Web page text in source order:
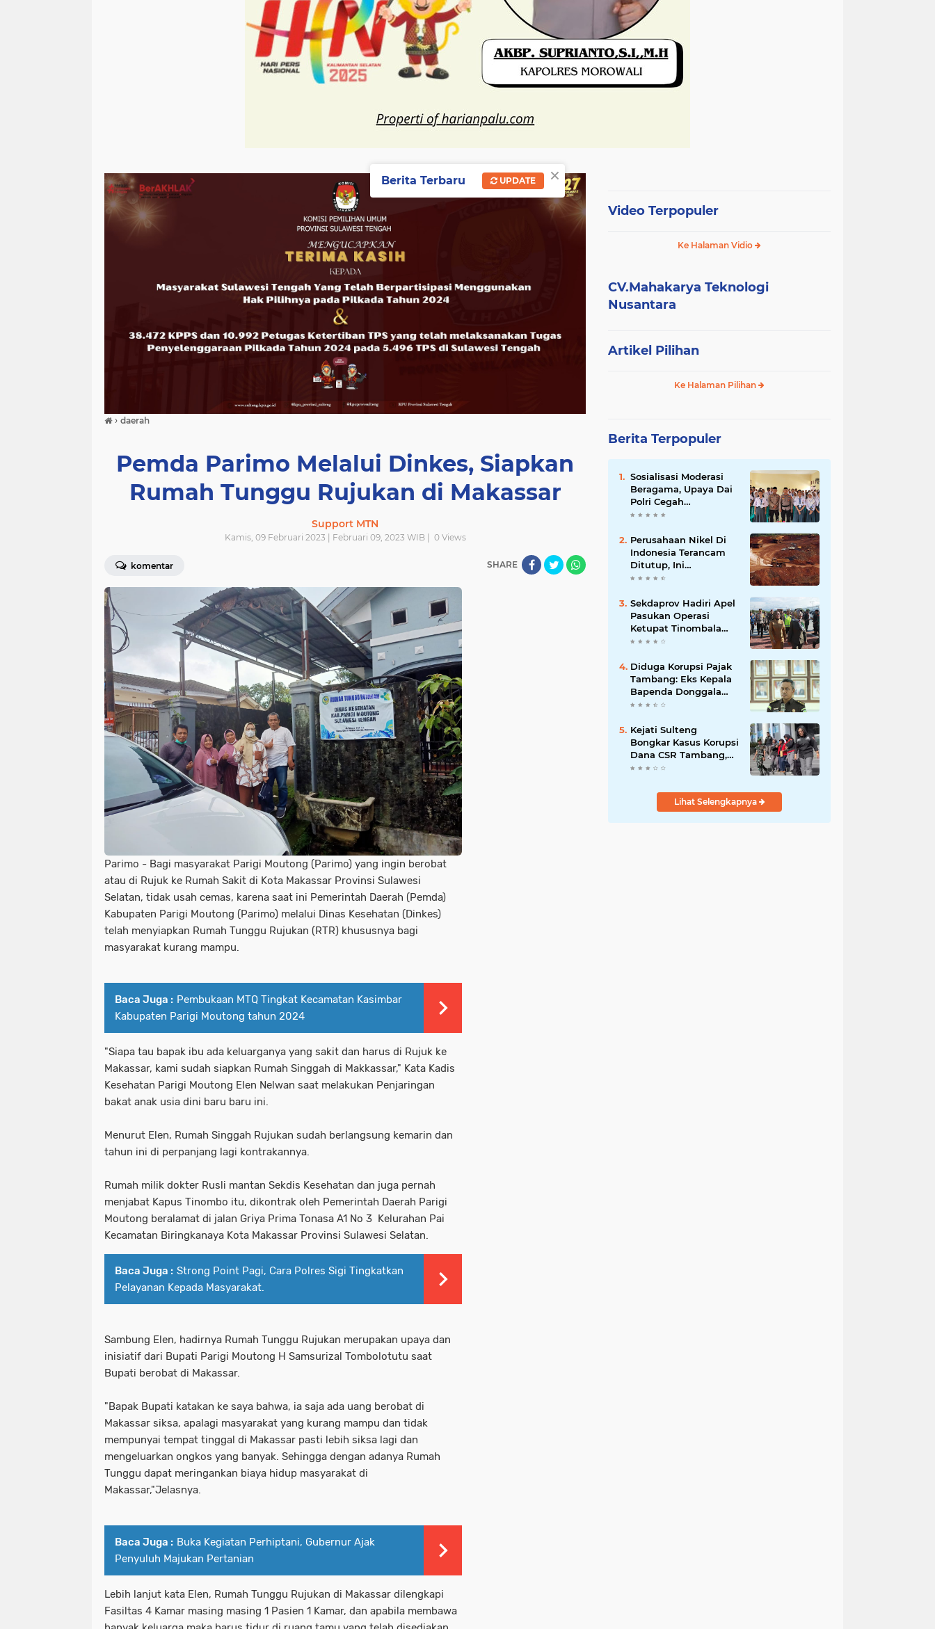
› daerah
Pemda Parimo Melalui Dinkes, Siapkan
Rumah Tunggu Rujukan di Makassar
Support MTN
Kamis, 09 Februari 2023 | Februari 09, 2023 WIB | 0Views
komentar SHARE
Parimo - Bagi masyarakat Parigi Moutong (Parimo) yang ingin berobat
atau di Rujuk ke Rumah Sakit di Kota Makassar Provinsi Sulawesi
Selatan, tidak usah cemas, karena saat ini Pemerintah Daerah (Pemda)
Kabupaten Parigi Moutong (Parimo) melalui Dinas Kesehatan (Dinkes)
telah menyiapkan Rumah Tunggu Rujukan (RTR) khususnya bagi
masyarakat kurang mampu.
Baca Juga : Pembukaan MTQ Tingkat Kecamatan Kasimbar
Kabupaten Parigi Moutong tahun 2024
"Siapa tau bapak ibu ada keluarganya yang sakit dan harus di Rujuk ke
Makassar, kami sudah siapkan Rumah Singgah di Makkassar," Kata Kadis
Kesehatan Parigi Moutong Elen Nelwan saat melakukan Penjaringan
bakat anak usia dini baru baru ini.
Menurut Elen, Rumah Singgah Rujukan sudah berlangsung kemarin dan
tahun ini di perpanjang lagi kontrakannya.
Rumah milik dokter Rusli mantan Sekdis Kesehatan dan juga pernah
menjabat Kapus Tinombo itu, dikontrak oleh Pemerintah Daerah Parigi
Moutong beralamat di jalan Griya Prima Tonasa A1 No 3 Kelurahan Pai
Kecamatan Biringkanaya Kota Makassar Provinsi Sulawesi Selatan.
Baca Juga : Strong Point Pagi, Cara Polres Sigi Tingkatkan
Pelayanan Kepada Masyarakat.
Sambung Elen, hadirnya Rumah Tunggu Rujukan merupakan upaya dan
inisiatif dari Bupati Parigi Moutong H Samsurizal Tombolotutu saat
Bupati berobat di Makassar.
"Bapak Bupati katakan ke saya bahwa, ia saja ada uang berobat di
Makassar siksa, apalagi masyarakat yang kurang mampu dan tidak
mempunyai tempat tinggal di Makassar pasti lebih siksa lagi dan
mengeluarkan ongkos yang banyak. Sehingga dengan adanya Rumah
Tunggu dapat meringankan biaya hidup masyarakat di
Makassar,"Jelasnya.
Baca Juga : Buka Kegiatan Perhiptani, Gubernur Ajak
Penyuluh Majukan Pertanian
Lebih lanjut kata Elen, Rumah Tunggu Rujukan di Makassar dilengkapi
Fasiltas 4 Kamar masing masing 1 Pasien 1 Kamar, dan apabila membawa
Video Terpopuler
Ke Halaman Vidio
CV.Mahakarya Teknologi
Nusantara
Artikel Pilihan
Ke Halaman Pilihan
Berita Terpopuler
Sosialisasi Moderasi
Beragama, Upaya Dai
Polri Cegah
Radikalisme di
Perusahaan Nikel Di
Indonesia Terancam
Ditutup, Ini
Pernyataan Luhut
Sekdaprov Hadiri Apel
Pasukan Operasi
Ketupat Tinombala
2023
Diduga Korupsi Pajak
Tambang: Eks Kepala
Bapenda Donggala
Jadi Tersangka
Kejati Sulteng
Bongkar Kasus Korupsi
Dana CSR Tambang,
Sekdes Tamainusi Ikut
Lihat Selengkapnya
×
Berita Terbaru UPDATE